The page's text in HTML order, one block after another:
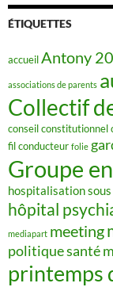
b
o
o
ÉTIQUETTES
accueilAntony
associations de parents
Collectif
conseil constitutionnel
fil conducteur folie
Groupe
hospitalisation
hôpital
mediapart meeting
politique santé
printemps